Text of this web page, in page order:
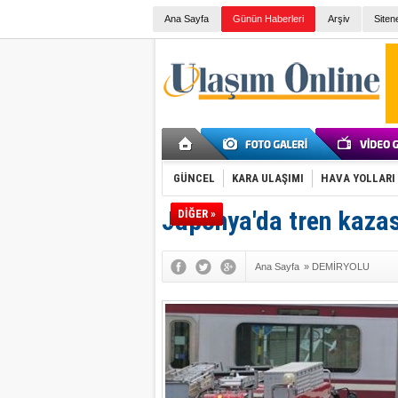
Ana Sayfa Günün Haberleri Arşiv
GÜNCEL KARA ULAŞIMI HAVA YOLLARI
DİĞER »
Japonya'da tren
Ana Sayfa » DEMİRYOLU